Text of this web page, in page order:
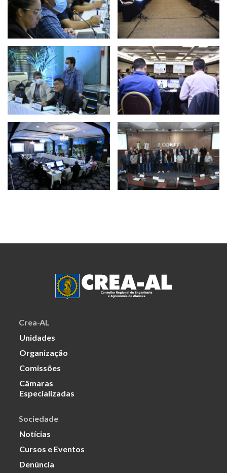
Crea-AL
Unidades
Organização
Comissões
Câmaras
Especializadas
Sociedade
Notícias
Cursos e Eventos
Denúncia